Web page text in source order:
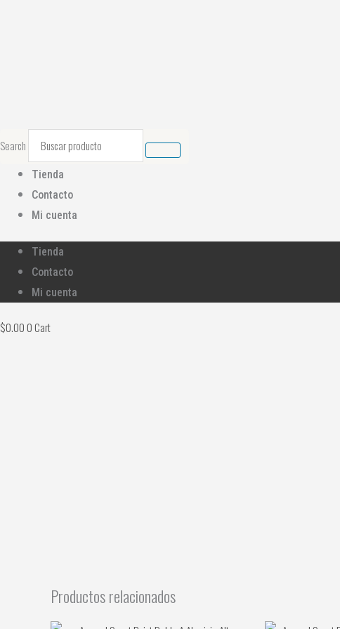
Search
Tienda
Contacto
Mi cuenta
Tienda
Contacto
Mi cuenta
$0.000Cart
Productos relacionados